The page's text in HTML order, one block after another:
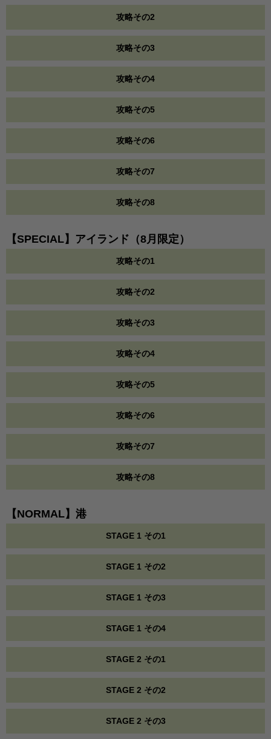
攻略その2
攻略その3
攻略その4
攻略その5
攻略その6
攻略その7
攻略その8
【SPECIAL】アイランド（8月限定）
攻略その1
攻略その2
攻略その3
攻略その4
攻略その5
攻略その6
攻略その7
攻略その8
【NORMAL】港
STAGE 1 その1
STAGE 1 その2
STAGE 1 その3
STAGE 1 その4
STAGE 2 その1
STAGE 2 その2
STAGE 2 その3